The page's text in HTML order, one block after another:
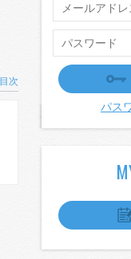
目次
パス